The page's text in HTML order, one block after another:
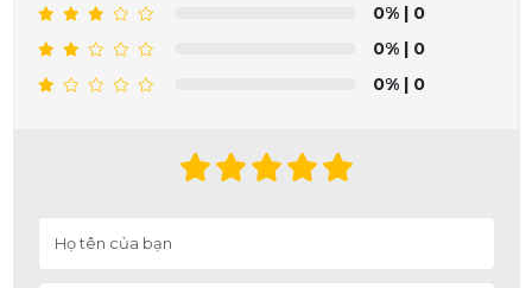
0% | 0
0% | 0
0% | 0